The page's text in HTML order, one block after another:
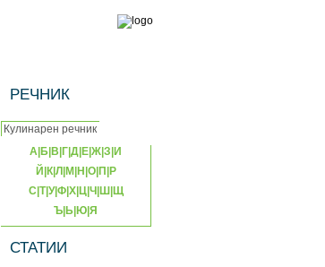
РЕЧНИК
А Б В Г Д Е Ж З И
Й К| Л М Н О| П Р
С Т|У|Ф| Х| Ц| Ч Ш Щ
Ъ Ь Ю Я
СТАТИИ